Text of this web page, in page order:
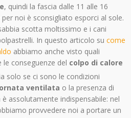
, quindi la fascia dalle 11 alle 16
noi è sconsigliato esporci al sole.
scotta moltissimo e i cani
In questo articolo su come
abbiamo anche visto quali
le conseguenze del colpo di calore
solo se ci sono le condizioni
ventilata o la presenza di
è assolutamente indispensabile: nel
provvedere noi a portare un